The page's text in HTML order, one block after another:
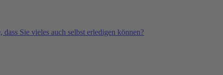
dass Sie vieles auch selbst erledigen können?